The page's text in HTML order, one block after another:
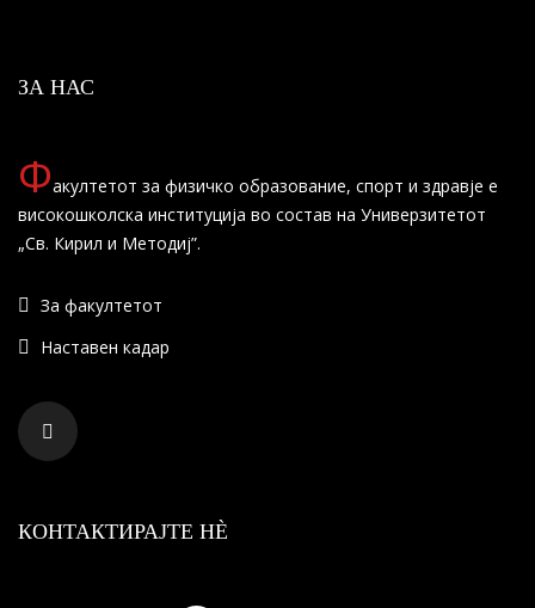
ЗА НАС
Факултетот за физичко образование, спорт и здравје е
високошколска институција во состав на Универзитетот
„Св. Кирил и Методиј”.
За факултетот
Наставен кадар
КОНТАКТИРАЈТЕ НÈ